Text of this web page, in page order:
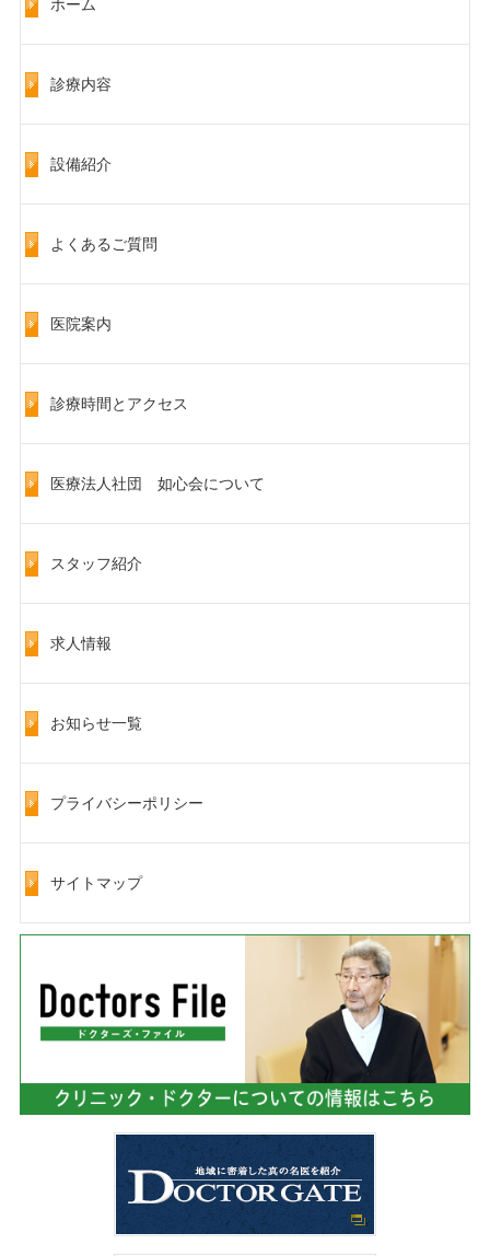
ホーム
診療内容
設備紹介
よくあるご質問
医院案内
診療時間とアクセス
医療法人社団 如心会について
スタッフ紹介
求人情報
お知らせ一覧
プライバシーポリシー
サイトマップ